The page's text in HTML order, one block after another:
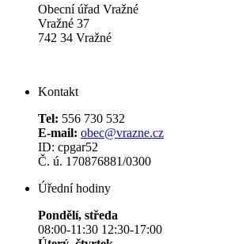
Obecní úřad Vražné
Vražné 37
742 34 Vražné
Kontakt
Tel: 556 730 532
E-mail: obec@vrazne.cz
ID: cpgar52
Č. ú. 170876881/0300
Úřední hodiny
Pondělí, středa
08:00-11:30 12:30-17:00